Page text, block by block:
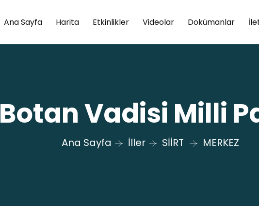
Ana Sayfa Harita Etkinlikler Videolar Dokümanlar
Botan Vadisi Milli
Ana Sayfa İller SİİRT MERKEZ